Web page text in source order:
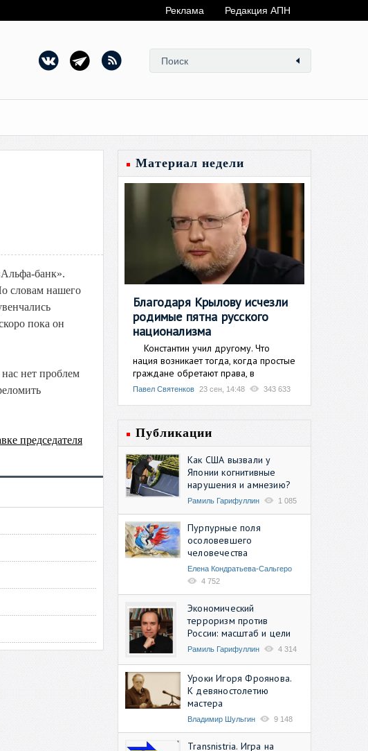
Реклама Редакция АПН
банк».
словам нашего
пока он
нет проблем
председателя
Материал недели
Благодаря Крылову исчезли
родимые пятна русского
национализма
Константин учил другому. Что
нация возникает тогда, когда простые
граждане обретают права, в
Павел Святенков 23 сен, 14:48 343 633
Публикации
Как США вызвали у
Японии когнитивные
нарушения и амнезию?
Рамиль Гарифуллин 1 085
Пурпурные поля
осоловевшего
человечества
Елена Кондратьева-Сальгеро
4 752
Экономический
терроризм против
России: масштаб и цели
Рамиль Гарифуллин 4 314
Уроки Игоря Фроянова.
К девяностолетию
мастера
Владимир Шульгин 9 148
Transnistria. Игра на